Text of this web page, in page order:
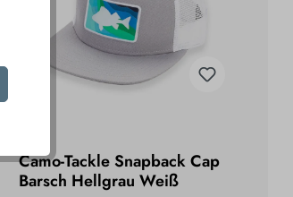
Camo-Tackle Snapback Cap
Barsch Hellgrau Weiß